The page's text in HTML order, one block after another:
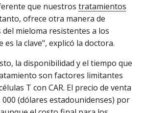
que nuestros tratamientos
ofrece otra manera de
mieloma resistentes a los
es la clave", explicó la doctora.
la disponibilidad y el tiempo que
son factores limitantes
T con CAR. El precio de venta
000 (dólares estadounidenses) por